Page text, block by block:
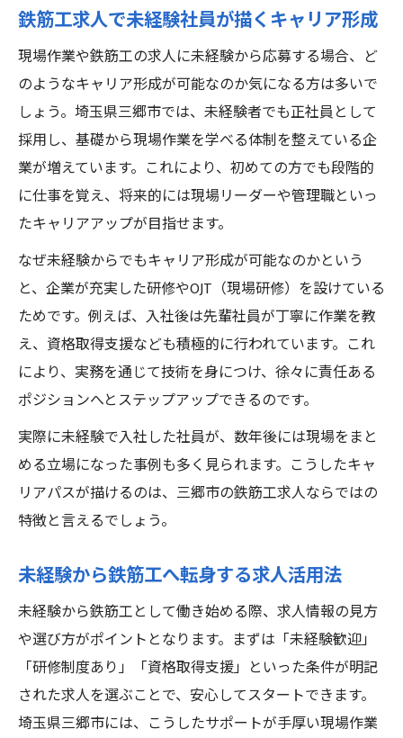
鉄筋工求人で未経験社員が描くキャリア形成
現場作業や鉄筋工の求人に未経験から応募する場合、ど
のようなキャリア形成が可能なのか気になる方は多いで
しょう。埼玉県三郷市では、未経験者でも正社員として
採用し、基礎から現場作業を学べる体制を整えている企
業が増えています。これにより、初めての方でも段階的
に仕事を覚え、将来的には現場リーダーや管理職といっ
たキャリアアップが目指せます。
なぜ未経験からでもキャリア形成が可能なのかという
と、企業が充実した研修やOJT（現場研修）を設けている
ためです。例えば、入社後は先輩社員が丁寧に作業を教
え、資格取得支援なども積極的に行われています。これ
により、実務を通じて技術を身につけ、徐々に責任ある
ポジションへとステップアップできるのです。
実際に未経験で入社した社員が、数年後には現場をまと
める立場になった事例も多く見られます。こうしたキャ
リアパスが描けるのは、三郷市の鉄筋工求人ならではの
特徴と言えるでしょう。
未経験から鉄筋工へ転身する求人活用法
未経験から鉄筋工として働き始める際、求人情報の見方
や選び方がポイントとなります。まずは「未経験歓迎」
「研修制度あり」「資格取得支援」といった条件が明記
された求人を選ぶことで、安心してスタートできます。
埼玉県三郷市には、こうしたサポートが手厚い現場作業